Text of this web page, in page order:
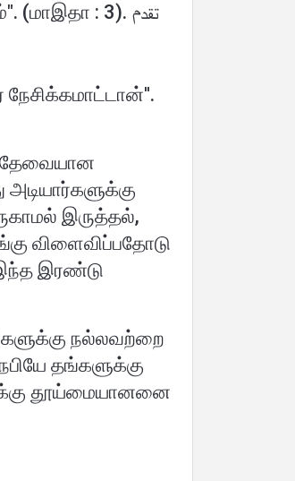
அறுக்கப்பட்டவையும், நீங்கள் அம்பெறிந்து குறிபார்ப்பதும் (தடைசெய்யப்பட்டுள்ளன) இவை பாவமாகும்". (மாஇதா : 3). تقدم
தேவையான
இருத்தல்,
விளைவிப்பதோடு
இரண்டு
நல்லவற்றை
தங்களுக்கு
தூய்மையானனை